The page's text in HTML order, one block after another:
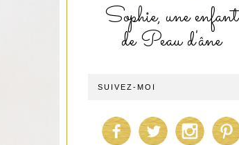
Sophie, une enfant
de Peau d'âne
SUIVEZ-MOI